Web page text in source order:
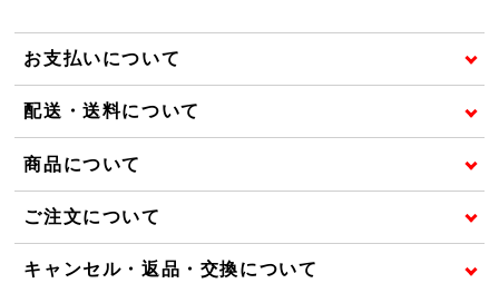
お支払いについて
配送・送料について
商品について
ご注文について
キャンセル・返品・交換について